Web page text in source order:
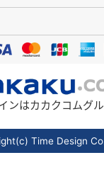
ンはカカクコムグル
Time Design